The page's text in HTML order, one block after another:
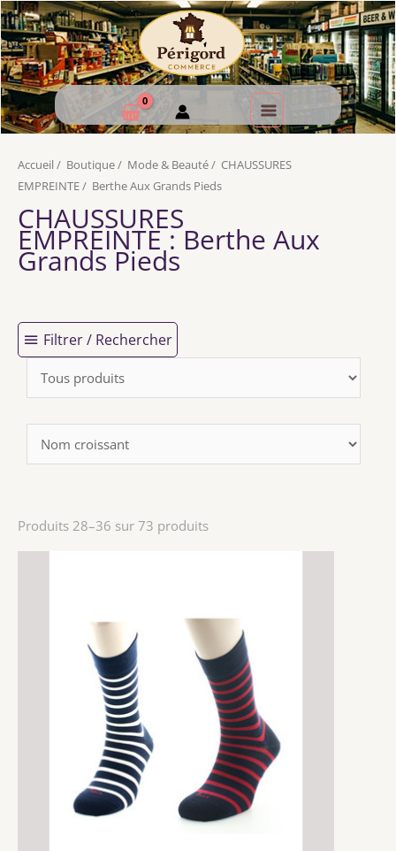
Accueil / Boutique/ Mode & Beauté/ CHAUSSURES
EMPREINTE/ Berthe Aux Grands Pieds
CHAUSSURES
EMPREINTE: Berthe Aux
Grands Pieds
Filtrer / Rechercher
Produits 28–36 sur 73 produits